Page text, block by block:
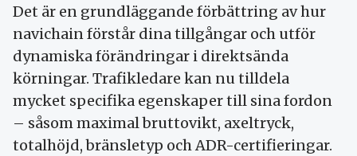
Det är en grundläggande förbättring av hur
navichain förstår dina tillgångar och utför
dynamiska förändringar i direktsända
körningar. Trafikledare kan nu tilldela
mycket specifika egenskaper till sina fordon
– såsom maximal bruttovikt, axeltryck,
totalhöjd, bränsletyp och ADR-certifieringar.